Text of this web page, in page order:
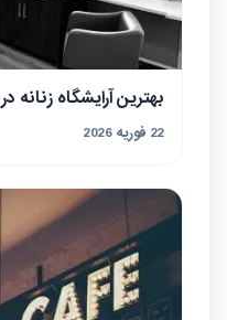
بهترین آرایشگاه زنانه در Tehran – لیست کامل
22 فوریه 2026